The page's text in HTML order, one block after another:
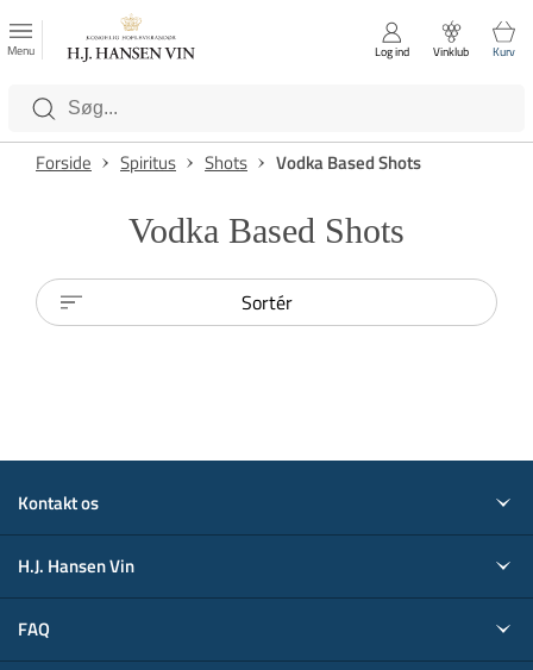
Luk
Kategorier
Menu Log ind Vinklub Kurv
Forside Spiritus Shots Vodka Based Shots
Vodka Based Shots
Sortér
Kontakt os
H.J. Hansen Vin
FAQ